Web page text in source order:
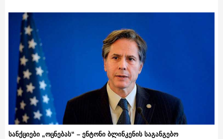
სანქციები „ოცნებას“ – ენტონი ბლინკენის საგანგებო